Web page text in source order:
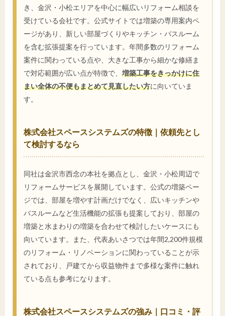
き、金沢・小松エリアを中心に幅広いリフォーム相談を
受けている会社です。公式サイトでは増築の専用案内ペ
ージがあり、新しい部屋づくりやキッチン・バスルーム
を含む拡張提案を行っています。年間多数のリフォーム
案件に関わっている点や、大きな工事から細かな修繕ま
で対応範囲が広い点が特徴で、 増築工事をきっかけに住
まい全体の不便もまとめて見直したい方に向いていま
す。
株式会社スペースシステムズの特徴｜依頼先とし
て検討するなら
同社は金沢市西念の本社を拠点とし、金沢・小松周辺で
リフォームサービスを展開しています。公式の増築ペー
ジでは、部屋を増やす計画だけでなく、広いキッチンや
バスルームなど生活機能の拡張も提案しており、部屋の
増築と水まわりの増築を合わせて検討したいケースにも
向いています。また、代表あいさつでは年間2,200件規模
のリフォーム・リノベーションに関わっていることが示
されており、戸建てから収益物件まで多様な案件に触れ
ている点も参考になります。
株式会社スペースシステムズの強み｜口コミ・評